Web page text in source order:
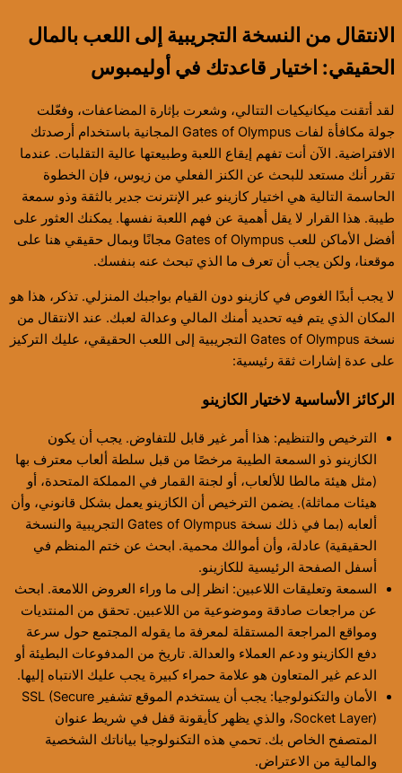
الانتقال من النسخة التجريبية إلى اللعب بالمال
الحقيقي: اختيار قاعدتك في أوليمبوس
لقد أتقنت ميكانيكيات التتالي، وشعرت بإثارة المضاعفات، وفعّلت
جولة مكافأة لفات Gates of Olympus المجانية باستخدام أرصدتك
الافتراضية. الآن أنت تفهم إيقاع اللعبة وطبيعتها عالية التقلبات. عندما
تقرر أنك مستعد للبحث عن الكنز الفعلي من زيوس، فإن الخطوة
الحاسمة التالية هي اختيار كازينو عبر الإنترنت جدير بالثقة وذو سمعة
طيبة. هذا القرار لا يقل أهمية عن فهم اللعبة نفسها. يمكنك العثور على
أفضل الأماكن للعب Gates of Olympus مجانًا وبمال حقيقي هنا على
موقعنا، ولكن يجب أن تعرف ما الذي تبحث عنه بنفسك.
لا يجب أبدًا الغوص في كازينو دون القيام بواجبك المنزلي. تذكر، هذا هو
المكان الذي يتم فيه تحديد أمنك المالي وعدالة لعبك. عند الانتقال من
نسخة Gates of Olympus التجريبية إلى اللعب الحقيقي، عليك التركيز
على عدة إشارات ثقة رئيسية:
الركائز الأساسية لاختيار الكازينو
الترخيص والتنظيم: هذا أمر غير قابل للتفاوض. يجب أن يكون
الكازينو ذو السمعة الطيبة مرخصًا من قبل سلطة ألعاب معترف بها
(مثل هيئة مالطا للألعاب، أو لجنة القمار في المملكة المتحدة، أو
هيئات مماثلة). يضمن الترخيص أن الكازينو يعمل بشكل قانوني، وأن
ألعابه (بما في ذلك نسخة Gates of Olympus التجريبية والنسخة
الحقيقية) عادلة، وأن أموالك محمية. ابحث عن ختم المنظم في
أسفل الصفحة الرئيسية للكازينو.
السمعة وتعليقات اللاعبين: انظر إلى ما وراء العروض اللامعة. ابحث
عن مراجعات صادقة وموضوعية من اللاعبين. تحقق من المنتديات
ومواقع المراجعة المستقلة لمعرفة ما يقوله المجتمع حول سرعة
دفع الكازينو ودعم العملاء والعدالة. تاريخ من المدفوعات البطيئة أو
الدعم غير المتعاون هو علامة حمراء كبيرة يجب عليك الانتباه إليها.
الأمان والتكنولوجيا: يجب أن يستخدم الموقع تشفير SSL (Secure
Socket Layer)، والذي يظهر كأيقونة قفل في شريط عنوان
المتصفح الخاص بك. تحمي هذه التكنولوجيا بياناتك الشخصية
والمالية من الاعتراض.